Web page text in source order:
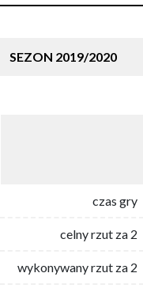
SEZON 2019/2020
czas gry
celny rzut za 2
wykonywany rzut za 2
czas gry
celny rzut za 2
wykonywany rzut za 2